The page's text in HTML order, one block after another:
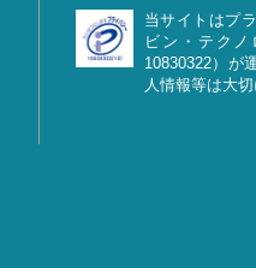
当サイトはプ
ビン・テクノ
10830322）が
人情報等は大